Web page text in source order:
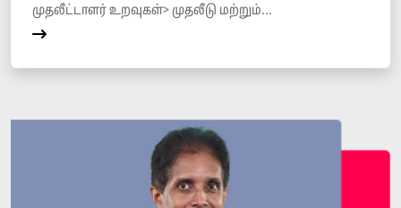
முதலீட்டாளர் உறவுகள்> முதலீடு மற்றும்...